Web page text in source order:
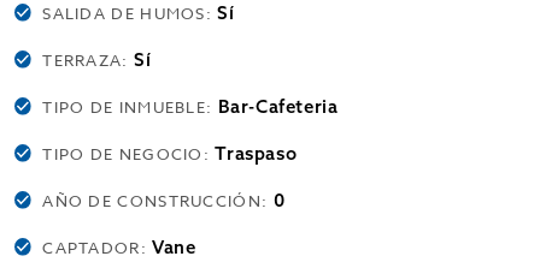
SALIDA DE HUMOS:Sí
TERRAZA: Sí
TIPO DE INMUEBLE: Bar-Cafeteria
TIPO DE NEGOCIO:Traspaso
AÑO DE CONSTRUCCIÓN: 0
CAPTADOR:Vane